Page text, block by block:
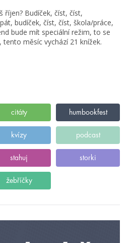
říjen? Budíček, číst, číst,
budíček, číst, číst, škola/práce,
bude mít speciální režim, to se
měsíc vychází 21 knížek.
citáty humbookfest
kvízy podcast
stahuj storki
žebříčky